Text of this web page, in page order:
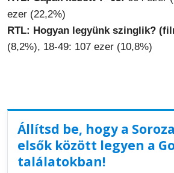
ezer (22,2%)
RTL: Hogyan legyünk szinglik?
(8,2%), 18-49: 107 ezer (10,8%)
Állítsd be, hogy a
elsők között legyen a
találatokban!